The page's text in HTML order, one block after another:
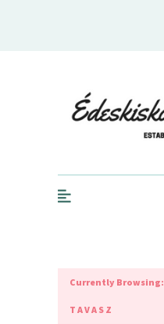
Currently Browsing:
TAVASZ